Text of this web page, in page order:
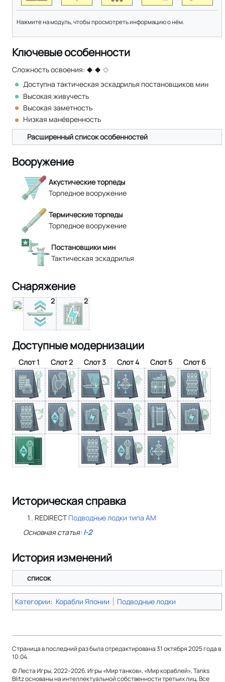
Нажмите на модуль, чтобы просмотреть информацию о нём.
Ключевые особенности
Сложность освоения:
Доступна тактическая эскадрилья постановщиков мин
Высокая живучесть
Высокая заметность
Низкая манёвренность
Расширенный список особенностей
Вооружение
Акустические торпеды
Торпедное вооружение
Термические торпеды
Торпедное вооружение
Постановщики мин
Тактическая эскадрилья
Снаряжение
2 2
Доступные модернизации
Слот 1 Слот 2 Слот 3 Слот 4 Слот 5 Слот 6
Историческая справка
REDIRECTПодводные лодки типа AM
Основная статья:I-2
История изменений
список
Категории: Корабли Японии Подводные лодки
Страница в последний раз была отредактирована 31 октября 2025 года в
10:04.
© Леста Игры, 2022–2026. Игры «Мир танков», «Мир кораблей», Tanks
Blitz основаны на интеллектуальной собственности третьих лиц. Все